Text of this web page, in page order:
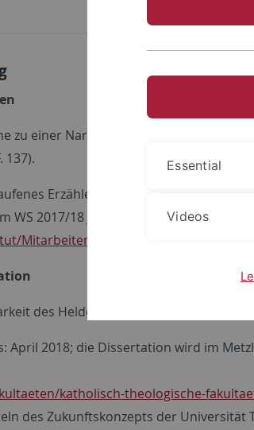
zu einer Narratologie der Dinge. Der
137).
Erzählen. Psychoanalytische
WS 2017/18 Juniorprofessorin an der
Mitarbeiter/Marshall_+Sophie.html
des Helden. Uneindeutige Zeichen
April 2018; die Dissertation wird im
katholisch-theologische-
des Zukunftskonzepts der Universität
Essential
Videos